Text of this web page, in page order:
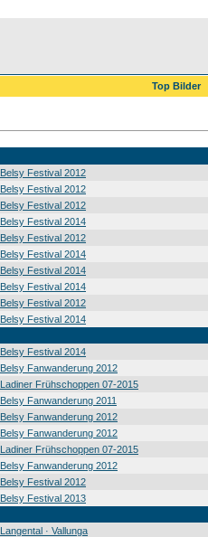
Top Bilder
Belsy Festival 2012
Belsy Festival 2012
Belsy Festival 2012
Belsy Festival 2014
Belsy Festival 2012
Belsy Festival 2014
Belsy Festival 2014
Belsy Festival 2014
Belsy Festival 2012
Belsy Festival 2014
Belsy Festival 2014
Belsy Fanwanderung 2012
Ladiner Frühschoppen 07-2015
Belsy Fanwanderung 2011
Belsy Fanwanderung 2012
Belsy Fanwanderung 2012
Ladiner Frühschoppen 07-2015
Belsy Fanwanderung 2012
Belsy Festival 2012
Belsy Festival 2013
Langental · Vallunga